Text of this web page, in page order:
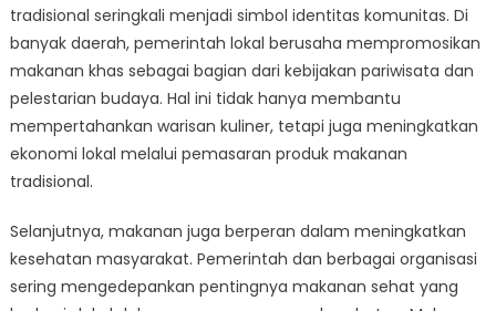
tradisional seringkali menjadi simbol identitas komunitas. Di
banyak daerah, pemerintah lokal berusaha mempromosikan
makanan khas sebagai bagian dari kebijakan pariwisata dan
pelestarian budaya. Hal ini tidak hanya membantu
mempertahankan warisan kuliner, tetapi juga meningkatkan
ekonomi lokal melalui pemasaran produk makanan
tradisional.
Selanjutnya, makanan juga berperan dalam meningkatkan
kesehatan masyarakat. Pemerintah dan berbagai organisasi
sering mengedepankan pentingnya makanan sehat yang